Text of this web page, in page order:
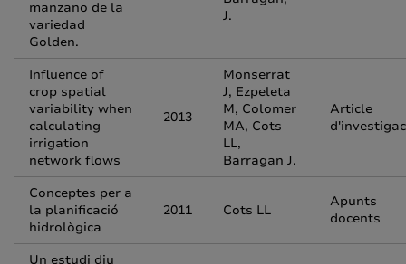
manzano de la
variedad
Golden.
J.
Influence of
crop spatial
variability when
calculating
irrigation
network flows
2013
Monserrat
J, Ezpeleta
M, Colomer
MA, Cots
LL,
Barragan J.
Article
Conceptes per a
la planificació
hidrològica
2011 Cots LL
Apunts
docents
Un estudi diu